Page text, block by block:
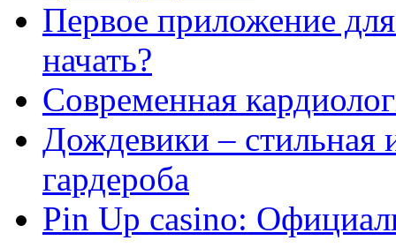
Первое приложение
начать?
Современная
Дождевики – стильная
гардероба
Pin Up casino: